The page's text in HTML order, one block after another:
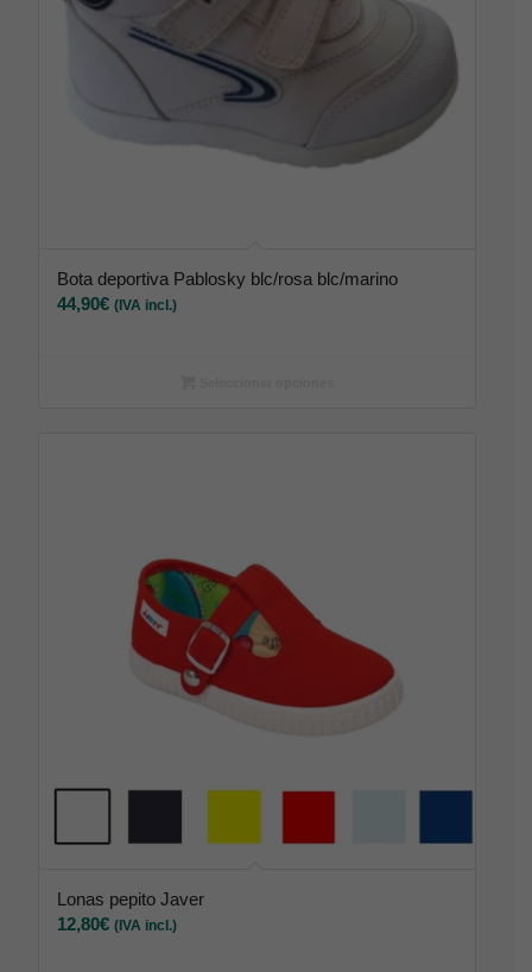
Bota deportiva Pablosky blc/rosa blc/marino
44,90€ (IVA incl.)
Lonas pepito Javer
12,80€ (IVA incl.)